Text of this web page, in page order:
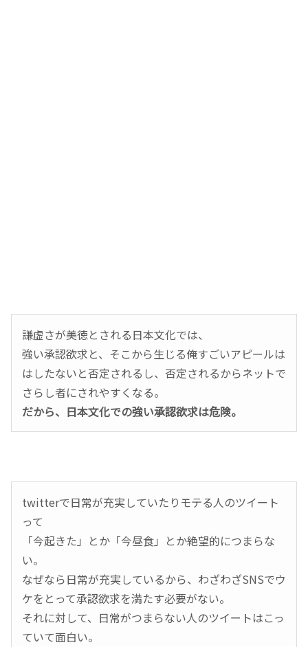
謙虚さが美徳とされる日本文化では、
強い承認欲求と、そこから生じる俺すごいアピールは
はしたないと否定されるし、否定されるからネットで
さらし者にされやすくなる。
だから、日本文化での強い承認欲求は危険。
twitterで日常が充実していたりモテる人のツイート
って
「今起きた」とか「今昼食」とか絶望的につまらな
い。
なぜなら日常が充実しているから、わざわざSNSでウ
ケをとって承認欲求を満たす必要がない。
それに対して、日常がつまらない人のツイートはこっ
ていて面白い。